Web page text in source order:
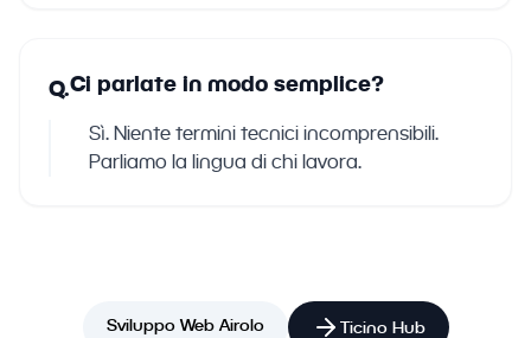
Q.Ci parlate in modo semplice?
Sì. Niente termini tecnici incomprensibili.
Parliamo la lingua di chi lavora.
Sviluppo Web Airolo Ticino Hub